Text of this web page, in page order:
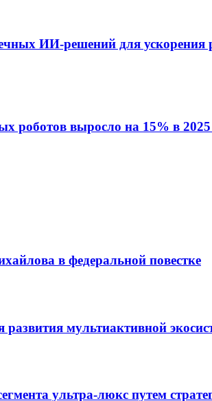
ИИ-решений для ускорения
роботов выросло на 15% в 2025
в федеральной повестке
мультиактивной
ультра-люкс путем